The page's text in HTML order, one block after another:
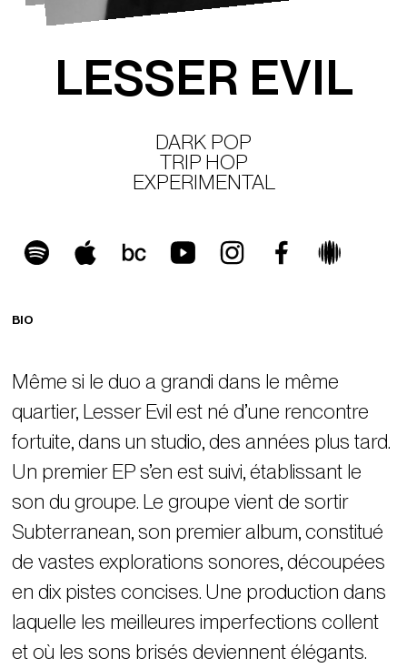
LESSER EVIL
DARK POP
TRIP HOP
EXPERIMENTAL
BIO
Même si le duo a grandi dans le même
quartier, Lesser Evil est né d’une rencontre
fortuite, dans un studio, des années plus tard.
Un premier EP s’en est suivi, établissant le
son du groupe. Le groupe vient de sortir
Subterranean, son premier album, constitué
de vastes explorations sonores, découpées
en dix pistes concises. Une production dans
laquelle les meilleures imperfections collent
et où les sons brisés deviennent élégants.